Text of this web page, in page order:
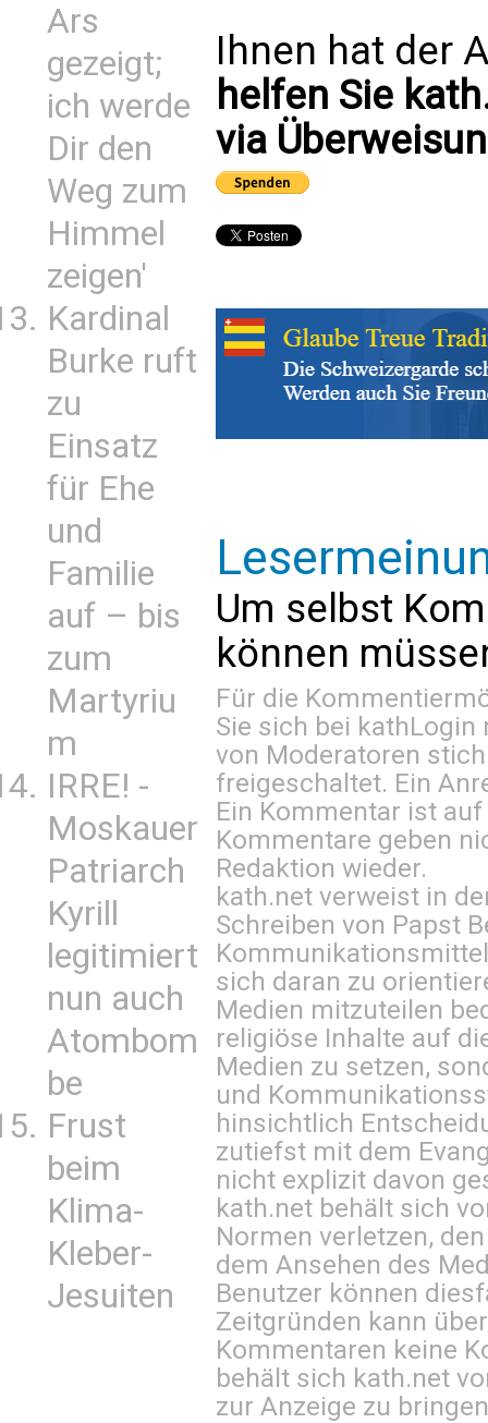
Ars
gezeigt;
ich werde
Dir den
Weg zum
Himmel
zeigen'
Kardinal
Burke ruft
zu
Einsatz
für Ehe
und
Familie
auf – bis
zum
Martyriu
m
IRRE! -
Moskauer
Patriarch
Kyrill
legitimiert
nun auch
Atombom
be
Frust
beim
Klima-
Kleber-
Jesuiten
Ihnen hat der
helfen Sie
via
Um selbst
können
Für die
Sie sich bei kathLogin
von Moderatoren
freigeschaltet. Ein
Ein Kommentar ist
Kommentare geben
Redaktion wieder.
kath.net verweist in
Schreiben von Papst
sich daran zu
Medien mitzuteilen
religiöse Inhalte auf
Medien zu setzen,
und
hinsichtlich
zutiefst mit dem
nicht explizit davon
kath.net behält sich
Normen verletzen,
dem Ansehen des
Benutzer können
Zeitgründen kann
Kommentaren keine
behält sich kath.net
zur Anzeige zu